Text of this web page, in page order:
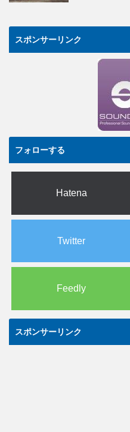
スポンサーリンク
フォローする
Hatena
Twitter
Feedly
スポンサーリンク